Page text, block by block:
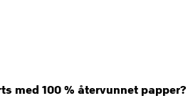
med 100 % återvunnet papper?